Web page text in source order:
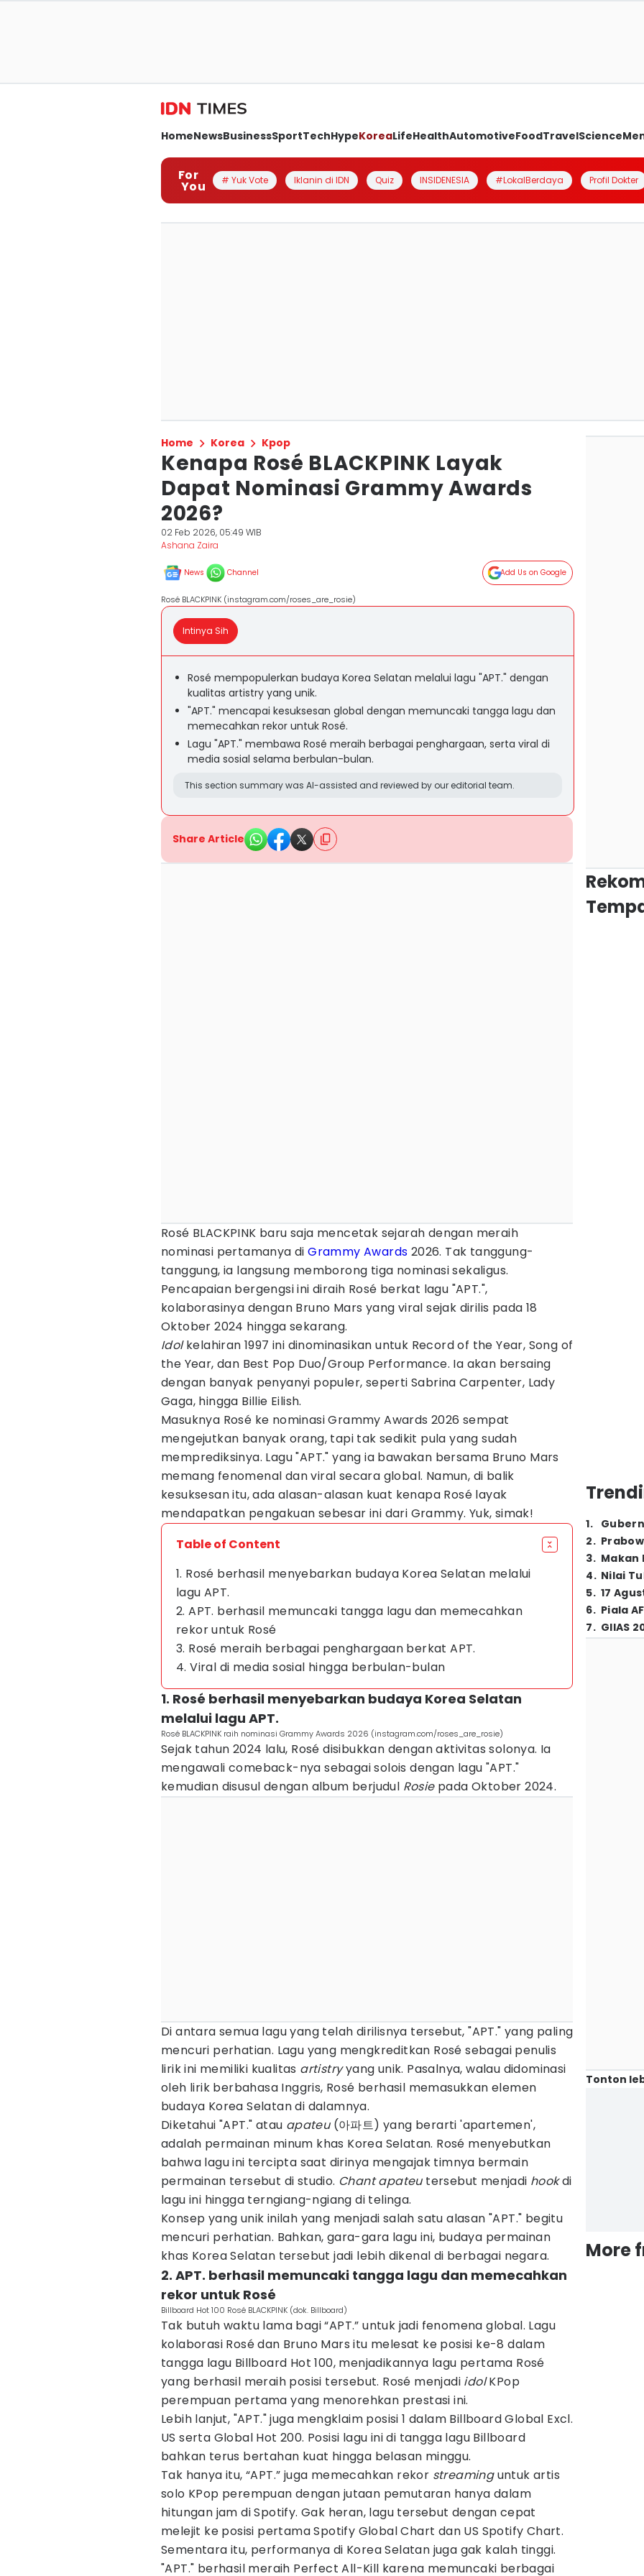
HomeNewsBusinessSportTechHypeKoreaLifeHealthAutomotiveFoodTravelScience
For
You # Yuk Vote Iklanin di IDN Quiz INSIDENESIA #LokalBerdaya Profil Dokter
Home Korea Kpop
Kenapa Rosé BLACKPINK Layak
Dapat Nominasi Grammy Awards
2026?
02 Feb 2026, 05:49 WIB
Ashana Zaira
News Channel Add Us on Google
Rosé BLACKPINK (instagram.com/roses_are_rosie)
Intinya Sih
Rosé mempopulerkan budaya Korea Selatan melalui lagu "APT." dengan
kualitas artistry yang unik.
"APT." mencapai kesuksesan global dengan memuncaki tangga lagu dan
memecahkan rekor untuk Rosé.
Lagu "APT." membawa Rosé meraih berbagai penghargaan, serta viral di
media sosial selama berbulan-bulan.
This section summary was AI-assisted and reviewed by our editorial team.
Share Article
Rosé BLACKPINK baru saja mencetak sejarah dengan meraih
nominasi pertamanya diGrammy Awards 2026. Tak tanggung-
tanggung, ia langsung memborong tiga nominasi sekaligus.
Pencapaian bergengsi ini diraih Rosé berkat lagu "APT.",
kolaborasinya dengan Bruno Mars yang viral sejak dirilis pada 18
Oktober 2024 hingga sekarang.
Idolkelahiran 1997 ini dinominasikan untuk Record of the Year, Song of
the Year, dan Best Pop Duo/Group Performance. Ia akan bersaing
dengan banyak penyanyi populer, seperti Sabrina Carpenter, Lady
Gaga, hingga Billie Eilish.
Masuknya Rosé ke nominasi Grammy Awards 2026 sempat
mengejutkan banyak orang, tapi tak sedikit pula yang sudah
memprediksinya. Lagu "APT." yang ia bawakan bersama Bruno Mars
memang fenomenal dan viral secara global. Namun, di balik
kesuksesan itu, ada alasan-alasan kuat kenapa Rosé layak
mendapatkan pengakuan sebesar ini dari Grammy. Yuk, simak!
Table of Content
1. Rosé berhasil menyebarkan budaya Korea Selatan melalui
lagu APT.
2. APT. berhasil memuncaki tangga lagu dan memecahkan
rekor untuk Rosé
3. Rosé meraih berbagai penghargaan berkat APT.
4. Viral di media sosial hingga berbulan-bulan
1. Rosé berhasil menyebarkan budaya Korea Selatan
melalui lagu APT.
Rosé BLACKPINK raih nominasi Grammy Awards 2026 (instagram.com/roses_are_rosie)
Sejak tahun 2024 lalu, Rosé disibukkan dengan aktivitas solonya. Ia
mengawali comeback-nya sebagai solois dengan lagu "APT."
kemudian disusul dengan album berjudul Rosie pada Oktober 2024.
Di antara semua lagu yang telah dirilisnya tersebut, "APT." yang paling
mencuri perhatian. Lagu yang mengkreditkan Rosé sebagai penulis
lirik ini memiliki kualitas artistryyang unik. Pasalnya, walau didominasi
oleh lirik berbahasa Inggris, Rosé berhasil memasukkan elemen
budaya Korea Selatan di dalamnya.
Diketahui "APT." atau apateu (아파트) yang berarti 'apartemen',
adalah permainan minum khas Korea Selatan. Rosé menyebutkan
bahwa lagu ini tercipta saat dirinya mengajak timnya bermain
permainan tersebut di studio. Chant apateu tersebut menjadi hookdi
lagu ini hingga terngiang-ngiang di telinga.
Konsep yang unik inilah yang menjadi salah satu alasan "APT." begitu
mencuri perhatian. Bahkan, gara-gara lagu ini, budaya permainan
khas Korea Selatan tersebut jadi lebih dikenal di berbagai negara.
2. APT. berhasil memuncaki tangga lagu dan memecahkan
rekor untuk Rosé
Billboard Hot 100 Rosé BLACKPINK (dok. Billboard)
Tak butuh waktu lama bagi “APT.” untuk jadi fenomena global. Lagu
kolaborasi Rosé dan Bruno Mars itu melesat ke posisi ke-8 dalam
tangga lagu Billboard Hot 100, menjadikannya lagu pertama Rosé
yang berhasil meraih posisi tersebut. Rosé menjadi idolKPop
perempuan pertama yang menorehkan prestasi ini.
Lebih lanjut, "APT." juga mengklaim posisi 1 dalam Billboard Global Excl.
US serta Global Hot 200. Posisi lagu ini di tangga lagu Billboard
bahkan terus bertahan kuat hingga belasan minggu.
Tak hanya itu, “APT.” juga memecahkan rekor streaminguntuk artis
solo KPop perempuan dengan jutaan pemutaran hanya dalam
hitungan jam di Spotify. Gak heran, lagu tersebut dengan cepat
melejit ke posisi pertama Spotify Global Chart dan US Spotify Chart.
Sementara itu, performanya di Korea Selatan juga gak kalah tinggi.
"APT." berhasil meraih Perfect All-Kill karena memuncaki berbagai
1.
2.
3. Makan
4. Nilai
5. 17
6. Piala
7. GIIAS
Tonton
More